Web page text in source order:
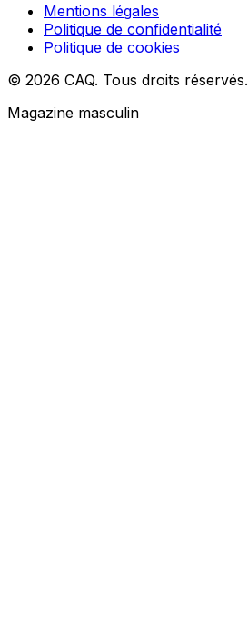
Mentions légales
Politique de confidentialité
Politique de cookies
© 2026 CAQ. Tous droits réservés.
Magazine masculin